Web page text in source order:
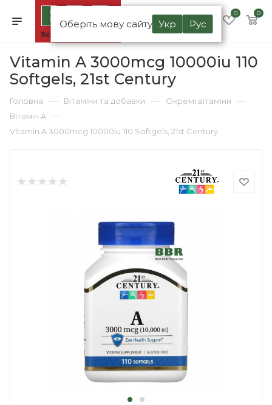
Оберіть мову сайту Укр Рус
0 0
Vitamin A 3000mcg 10000iu 110
Softgels, 21st Century
Головна — Вітаміни та добавки — Окремі вітаміни —
Вітамін A —
Vitamin A 3000mcg 10000iu 110 Softgels, 21st Century